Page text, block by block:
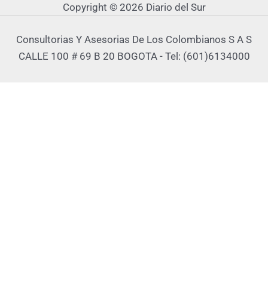
Copyright © 2026 Diario del Sur
Consultorias Y Asesorias De Los Colombianos S A S
CALLE 100 # 69 B 20 BOGOTA - Tel: (601)6134000